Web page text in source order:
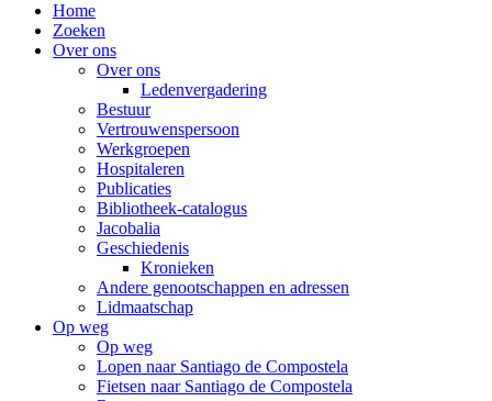
Home
Zoeken
Over ons
Over ons
Ledenvergadering
Bestuur
Vertrouwenspersoon
Werkgroepen
Hospitaleren
Publicaties
Bibliotheek-catalogus
Jacobalia
Geschiedenis
Kronieken
Andere genootschappen en adressen
Lidmaatschap
Op weg
Op weg
Lopen naar Santiago de Compostela
Fietsen naar Santiago de Compostela